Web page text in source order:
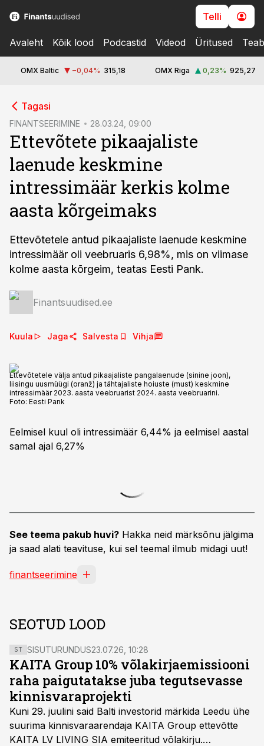
Telli
Avaleht Kõik lood Podcastid Videod Üritused
OMX Baltic −0,04% 315,18 OMX Riga 0,23% 925,27
Tagasi
FINANTSEERIMINE 28.03.24, 09:00
Ettevõtete pikaajaliste
laenude keskmine
intressimäär kerkis kolme
aasta kõrgeimaks
Ettevõtetele antud pikaajaliste laenude keskmine
intressimäär oli veebruaris 6,98%, mis on viimase
kolme aasta kõrgeim, teatas Eesti Pank.
Finantsuudised.ee
Kuula Jaga Salvesta Vihja
Ettevõtetele välja antud pikaajaliste pangalaenude (sinine joon),
liisingu uusmüügi (oranž) ja tähtajaliste hoiuste (must) keskmine
intressimäär 2023. aasta veebruarist 2024. aasta veebruarini.
Foto: Eesti Pank
Eelmisel kuul oli intressimäär 6,44% ja eelmisel aastal
samal ajal 6,27%
See teema pakub huvi? Hakka neid märksõnu jälgima
ja saad alati teavituse, kui sel teemal ilmub midagi uut!
finantseerimine
SEOTUD LOOD
ST SISUTURUNDUS23.07.26, 10:28
KAITA Group 10% võlakirjaemissiooni
raha paigutatakse juba tegutsevasse
kinnisvaraprojekti
Kuni 29. juulini said Balti investorid märkida Leedu ühe
suurima kinnisvaraarendaja KAITA Group ettevõtte
KAITA LV LIVING SIA emiteeritud võlakirju.